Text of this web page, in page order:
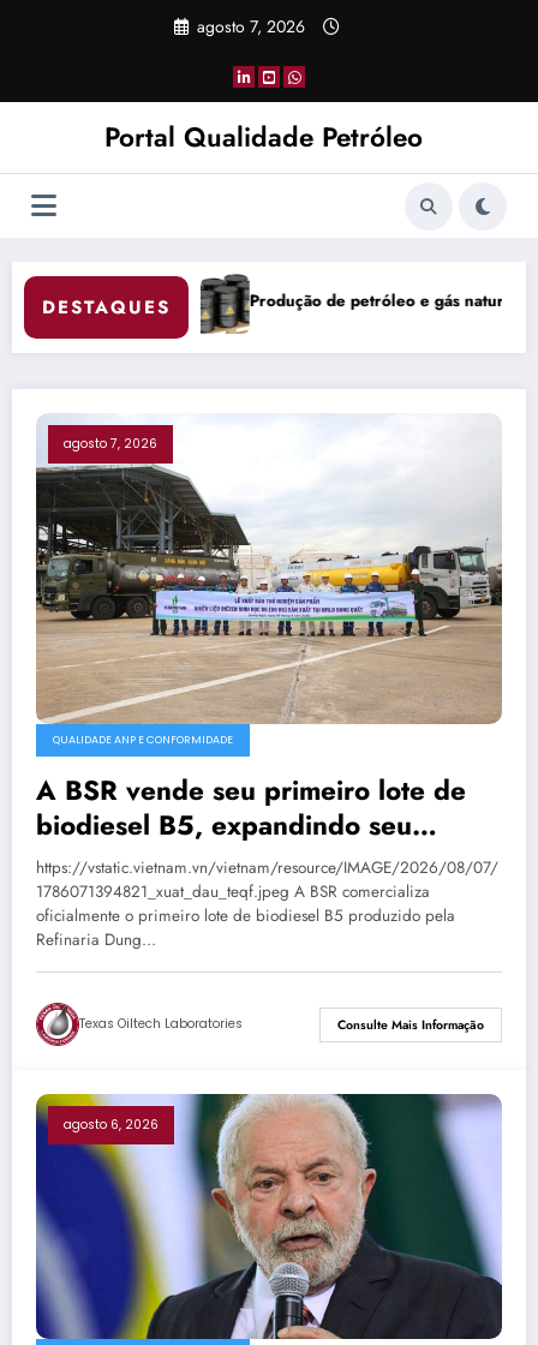
agosto 7, 2026
Portal Qualidade Petróleo
DESTAQUES
e gás natural do Brasil atinge 5,842 milhões de boe/d em junho
China Coke Market
agosto 7, 2026
QUALIDADE ANP E CONFORMIDADE
A BSR vende seu primeiro lote de
biodiesel B5, expandindo seu
mercado de combustíveis ecológicos.
https://vstatic.vietnam.vn/vietnam/resource/IMAGE/2026/08/07/
1786071394821_xuat_dau_teqf.jpeg A BSR comercializa
oficialmente o primeiro lote de biodiesel B5 produzido pela
Refinaria Dung…
Texas Oiltech Laboratories Consulte Mais Informação
agosto 6, 2026